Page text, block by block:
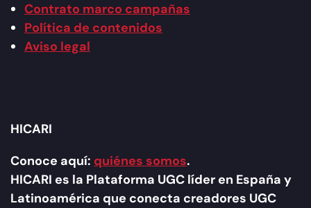
HICARI
Conoce aquí: quiénes somos.
HICARI es la Plataforma UGC líder en España y
Latinoamérica que conecta creadores UGC
Contrato marco campañas
Política de contenidos
Aviso legal